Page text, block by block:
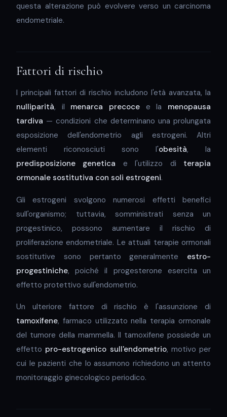
questa alterazione può evolvere verso un carcinoma
endometriale.
Fattori di rischio
I principali fattori di rischio includono l'età avanzata, la
nulliparità, il menarca precoce e la menopausa
tardiva — condizioni che determinano una prolungata
esposizione dell'endometrio agli estrogeni. Altri
elementi riconosciuti sono l'obesità, la
predisposizione genetica e l'utilizzo di terapia
ormonale sostitutiva con soli estrogeni.
Gli estrogeni svolgono numerosi effetti benefici
sull'organismo; tuttavia, somministrati senza un
progestinico, possono aumentare il rischio di
proliferazione endometriale. Le attuali terapie ormonali
sostitutive sono pertanto generalmente estro-
progestiniche, poiché il progesterone esercita un
effetto protettivo sull'endometrio.
Un ulteriore fattore di rischio è l'assunzione di
tamoxifene, farmaco utilizzato nella terapia ormonale
del tumore della mammella. Il tamoxifene possiede un
effetto pro-estrogenico sull'endometrio, motivo per
cui le pazienti che lo assumono richiedono un attento
monitoraggio ginecologico periodico.